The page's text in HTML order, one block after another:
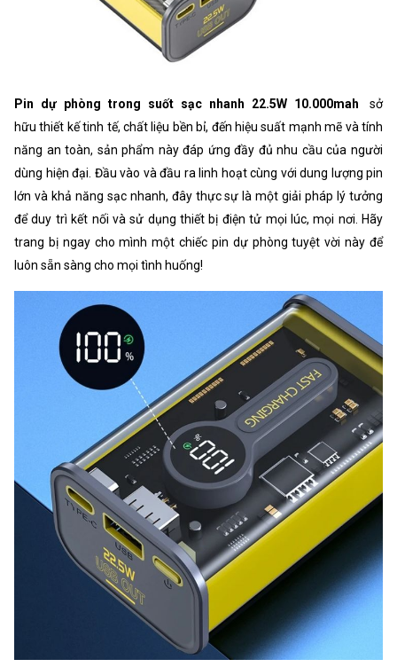
Pin dự phòng trong suốt sạc nhanh 22.5W 10.000mah
sở
hữu thiết kế tinh tế, chất liệu bền bỉ, đến hiệu suất mạnh mẽ và tính
năng an toàn, sản phẩm này đáp ứng đầy đủ nhu cầu của người
dùng hiện đại. Đầu vào và đầu ra linh hoạt cùng với dung lượng pin
lớn và khả năng sạc nhanh, đây thực sự là một giải pháp lý tưởng
để duy trì kết nối và sử dụng thiết bị điện tử mọi lúc, mọi nơi. Hãy
trang bị ngay cho mình một chiếc pin dự phòng tuyệt vời này để
luôn sẵn sàng cho mọi tình huống!